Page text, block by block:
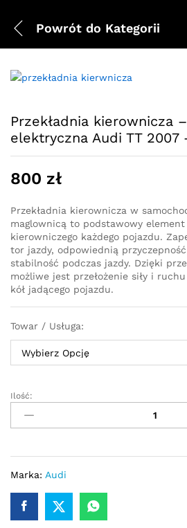
Powrót do Kategorii
Przekładnia kierownicza
elektryczna Audi TT 2007
800 zł
Przekładnia kierownicza w
maglownicą to podstawowy
kierowniczego każdego pojazdu.
tor jazdy, odpowiednią
stabilność podczas jazdy. Dzięki
możliwe jest przełożenie siły i
kół jadącego pojazdu.
Towar / Usługa:
Przekładnia
kierownicza
-
elektryczna
Audi
2007
-
Ilość:
Marka: Audi